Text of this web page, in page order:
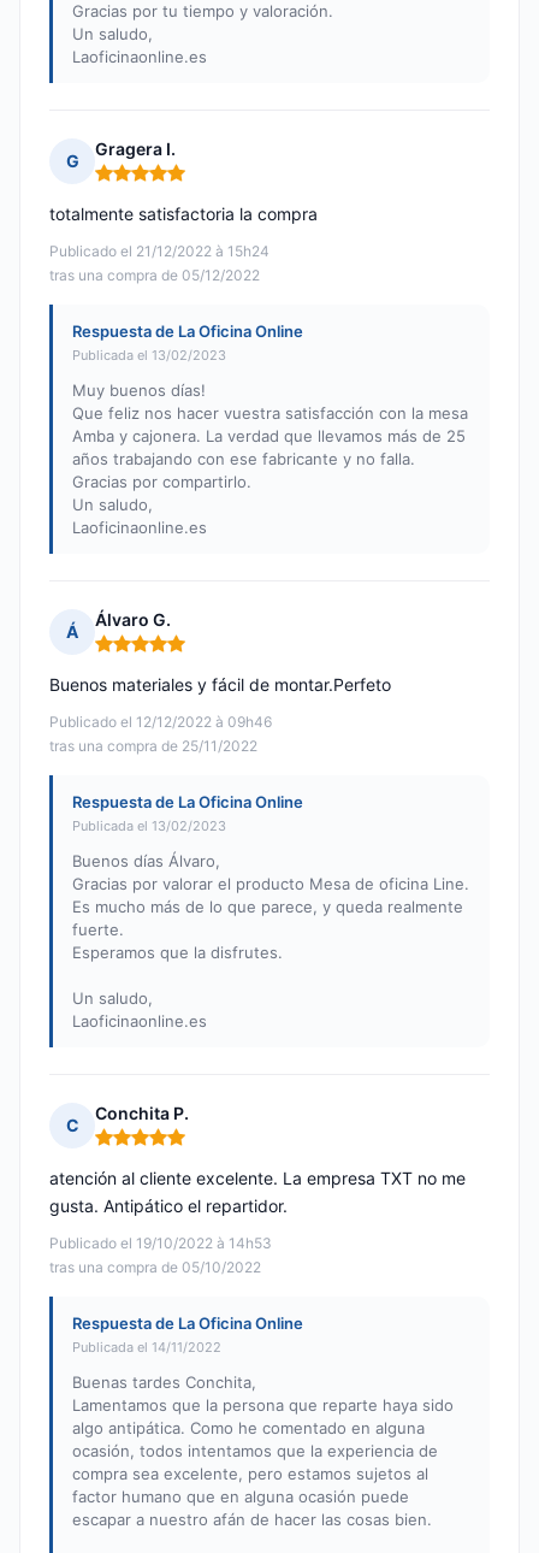
Gracias por tu tiempo y valoración.
Un saludo,
Laoficinaonline.es
G
Gragera I.
Nota: 5 de 5
Publicado el 21/12/2022 à 15h24
tras una compra de 05/12/2022
totalmente satisfactoria la compra
Respuesta de La Oficina Online
Publicada el 13/02/2023
Muy buenos días!
Que feliz nos hacer vuestra satisfacción con la mesa
Amba y cajonera. La verdad que llevamos más de 25
años trabajando con ese fabricante y no falla.
Gracias por compartirlo.
Un saludo,
Laoficinaonline.es
Á
Álvaro G.
Nota: 5 de 5
Publicado el 12/12/2022 à 09h46
tras una compra de 25/11/2022
Buenos materiales y fácil de montar.Perfeto
Respuesta de La Oficina Online
Publicada el 13/02/2023
Buenos días Álvaro,
Gracias por valorar el producto Mesa de oficina Line.
Es mucho más de lo que parece, y queda realmente
fuerte.
Esperamos que la disfrutes.
Un saludo,
Laoficinaonline.es
C
Conchita P.
Nota: 5 de 5
Publicado el 19/10/2022 à 14h53
tras una compra de 05/10/2022
atención al cliente excelente. La empresa TXT no me
gusta. Antipático el repartidor.
Respuesta de La Oficina Online
Publicada el 14/11/2022
Buenas tardes Conchita,
Lamentamos que la persona que reparte haya sido
algo antipática. Como he comentado en alguna
ocasión, todos intentamos que la experiencia de
compra sea excelente, pero estamos sujetos al
factor humano que en alguna ocasión puede
escapar a nuestro afán de hacer las cosas bien.